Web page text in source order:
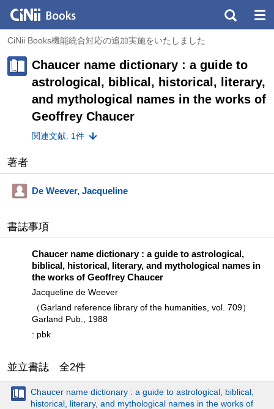
CiNii Books機能統合対応の追加実施をいたしました
Chaucer name dictionary : a guide to
astrological, biblical, historical, literary,
and mythological names in the works of
Geoffrey Chaucer
関連文献: 1件
著者
De Weever, Jacqueline
書誌事項
Chaucer name dictionary : a guide to astrological,
biblical, historical, literary, and mythological names in
the works of Geoffrey Chaucer
Jacqueline de Weever
（Garland reference library of the humanities, vol. 709）
Garland Pub., 1988
: pbk
並立書誌 全2件
Chaucer name dictionary : a guide to astrological, biblical,
historical, literary, and mythological names in the works of